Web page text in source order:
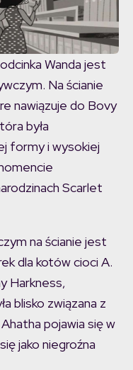
Wanda jest
Na ścianie
nawiązuje do Bovy
była
formy i wysokiej
Scarlet
na ścianie jest
dla kotów cioci A.
Harkness,
blisko związana z
pojawia się w
jako niegroźna